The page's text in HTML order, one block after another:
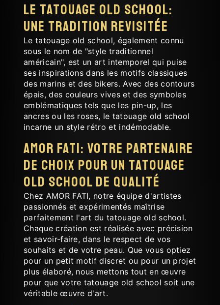
Le tatouage old school:
Une tradition revisitée
Le tatouage old school, également connu
sous le nom de "style traditionnel
américain", est un art intemporel qui puise
ses inspirations dans les motifs classiques
des marins et des bikers. Avec des contours
épais, des couleurs vives et des symboles
emblématiques tels que les pin-up, les
ancres ou les roses, le tatouage old school
incarne un style rétro et indémodable.
AMOR FATI: Votre partenaire
de choix pour un tatouage
old school de qualité
Chez AMOR FATI, notre équipe d'artistes
passionnés et expérimentés maîtrise
parfaitement l'art du tatouage old school.
Chaque création est réalisée avec précision
et savoir-faire, dans le respect de vos
souhaits et de votre peau. Que vous optiez
pour un petit motif discret ou pour un projet
plus élaboré, nous mettons tout en œuvre
pour que votre tatouage old school soit une
véritable œuvre d'art.